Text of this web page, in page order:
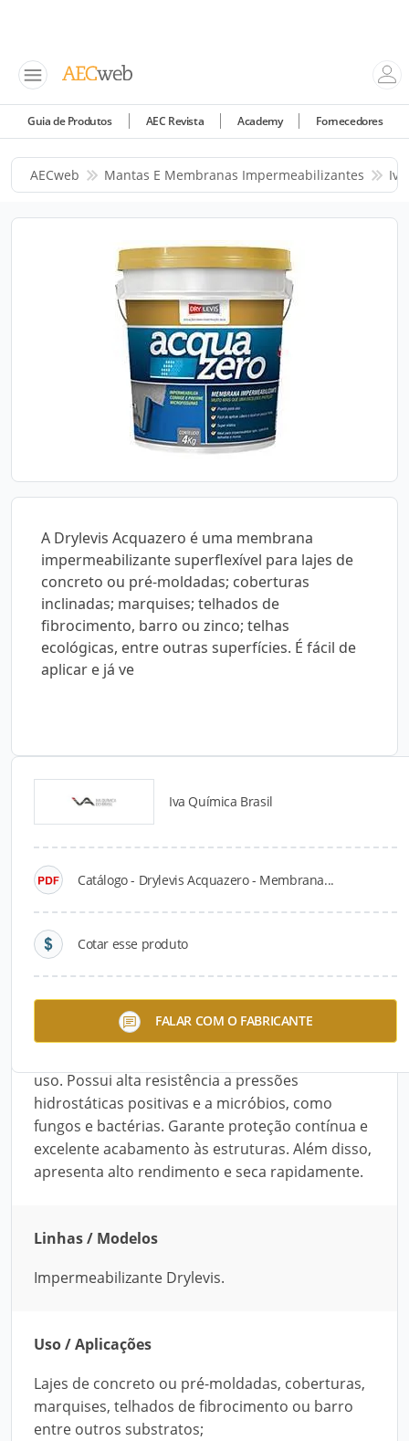
Guia de Produtos AEC Revista Academy Fornecedores
AECweb Mantas E Membranas Impermeabilizantes
A Drylevis Acquazero é uma membrana
impermeabilizante superflexível para lajes de
concreto ou pré-moldadas; coberturas
inclinadas; marquises; telhados de
fibrocimento, barro ou zinco; telhas
ecológicas, entre outras superfícies. É fácil de
aplicar e já ve
Iva Química Brasil
Catálogo - Drylevis Acquazero - Membrana...
Cotar esse produto
FALAR COM O FABRICANTE
Detalhes do produto
A Drylevis Acquazero é uma membrana
inclinadas; marquises; telhados de fibrocimento,
barro ou zinco; telhas ecológicas, entre outras
uso. Possui alta resistência a pressões
hidrostáticas positivas e a micróbios, como
fungos e bactérias. Garante proteção contínua e
excelente acabamento às estruturas. Além disso,
apresenta alto rendimento e seca rapidamente.
Linhas / Modelos
Impermeabilizante Drylevis.
Uso / Aplicações
Lajes de concreto ou pré-moldadas, coberturas,
marquises, telhados de fibrocimento ou barro
entre outros substratos;